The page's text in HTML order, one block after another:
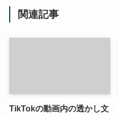
関連記事
TikTokの動画内の透かし文